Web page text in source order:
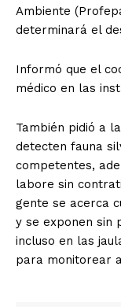
Ambiente
determinará el
Informó que el
médico en las
También pidió a
detecten fauna
competentes,
labore sin
gente se acerca
y se exponen sin
incluso en las
para monitorear